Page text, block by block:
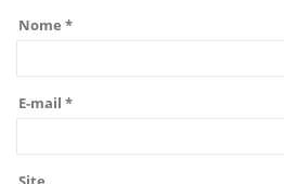
Nome *
E-mail *